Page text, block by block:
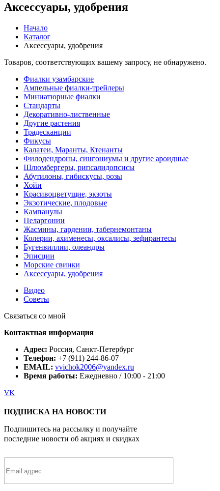
Аксессуары, удобрения
Начало
Каталог
Аксессуары, удобрения
Товаров, соответствующих вашему запросу, не обнаружено.
Фиалки узамбарские
Ампельные фиалки-трейлеры
Миниатюрные фиалки
Стандарты
Декоративно-лиственные
Другие растения
Традесканции
Фикусы
Калатеи, Маранты, Ктенанты
Филодендроны, сингониумы и другие ароидные
Шлюмбергеры, рипсалидопсисы
Абутилоны, гибискусы, розы
Хойи
Красивоцветущие, экзоты
Экзотические, плодовые
Кампанулы
Пеларгонии
Жасмины, гардении, табернемонтаны
Колерии, ахименесы, оксалисы, зефирантесы
Бугенвиллии, олеандры
Эписции
Морские свинки
Аксессуары, удобрения
Видео
Советы
Связаться со мной
Контактная информация
Адрес: Россия, Санкт-Петербург
Телефон: +7 (911) 244-86-07
EMAIL: vvichok2006@yandex.ru
Время работы: Ежедневно / 10:00 - 21:00
VK
ПОДПИСКА НА НОВОСТИ
Подпишитесь на рассылку и получайте
последние новости об акциях и скидках